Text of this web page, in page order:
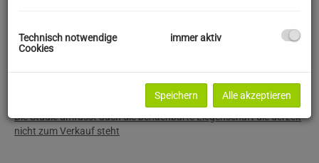
Beschreibung
Zum verkaufen steht ein rechteckige Grundstück mit eine sehr
gute Infrastruktur, eine Studie von Besitzer steht zur Verfügung.
Die Studie umfasst auch die benachbarte Liegenschaft die derzeit
nicht zum Verkauf steht
Technisch notwendige
Cookies
immer aktiv
Speichern Alle akzeptieren